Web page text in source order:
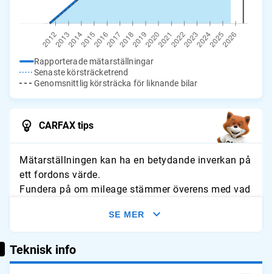
Rapporterade mätarställningar
Senaste körsträcketrend
Genomsnittlig körsträcka för liknande bilar
CARFAX tips
Mätarställningen kan ha en betydande inverkan på
ett fordons värde.
Fundera på om mileage stämmer överens med vad
slitage och jämför avläsningarna med typliga
årliga genomsnitt.
SE MER
Teknisk info